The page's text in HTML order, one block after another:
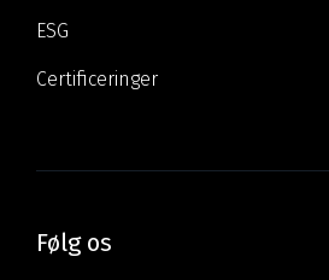
ESG
Certificeringer
Følg os